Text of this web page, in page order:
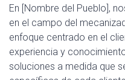
En [Nombre del Pueblo],
en el campo del
enfoque centrado en el
experiencia y
soluciones a medida que